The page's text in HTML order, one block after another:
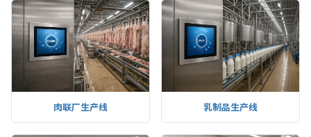
肉联厂生产线 乳制品生产线